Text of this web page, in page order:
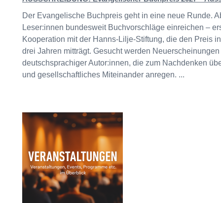
Der Evangelische Buchpreis geht in eine neue Runde.
Leser:innen bundesweit Buchvorschläge einreichen –
Kooperation mit der Hanns-Lilje-Stiftung, die den Preis
drei Jahren mitträgt. Gesucht werden
deutschsprachiger Autor:innen, die zum Nachdenken
und gesellschaftliches Miteinander anregen. ...